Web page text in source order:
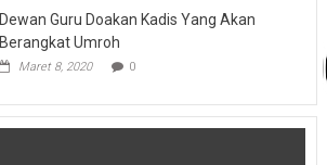
Dewan Guru Doakan Kadis Yang Akan
Berangkat Umroh
Maret 8, 2020 0